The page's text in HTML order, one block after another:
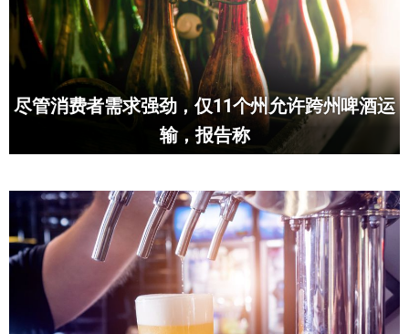
尽管消费者需求强劲，仅11个州允许跨州啤酒运
输，报告称